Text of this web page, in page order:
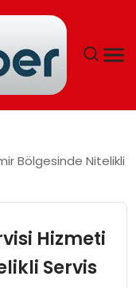
Bölgesinde Nitelikli
Hizmeti
Servis